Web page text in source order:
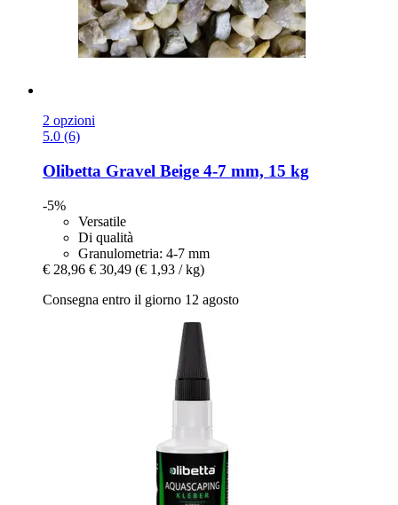
2 opzioni
5.0 (6)
Olibetta Gravel Beige 4-​7 mm, 15 kg
-5%
Versatile
Di qualità
Granulometria: 4-7 mm
€ 28,96 € 30,49 (€ 1,93 / kg)
Consegna entro il giorno 12 agosto